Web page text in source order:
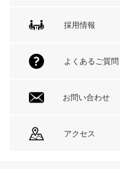
採用情報
よくあるご質問
お問い合わせ
アクセス